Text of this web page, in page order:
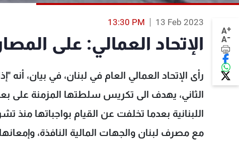
A+
A-
13 Feb 2023
13:30 PM
الإتحاد العمالي: على
رأى الإتحاد العمالي العام في لبنان، في بيان،
الثاني، يهدف الى تكريس سلطتها المزمنة على
مع مصرف لبنان والجهات المالية النافذة،